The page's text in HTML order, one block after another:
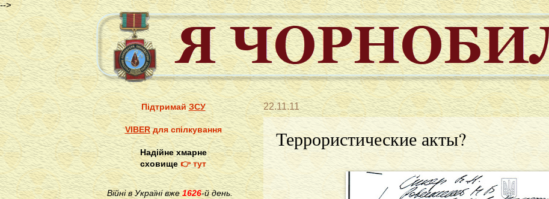
-->
22.11.11
Террористические акты?
ПідтримайЗСУ
VIBERдля спілкування
Надійне хмарне
сховище👉 тут
Війні в Україні вже1626-й день.